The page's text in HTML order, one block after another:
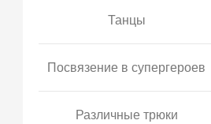
Танцы
Посвязение в супергероев
Различные трюки